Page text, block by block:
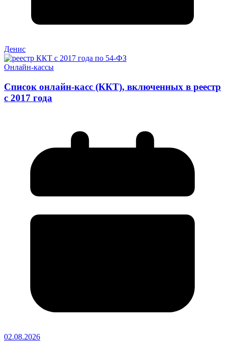
Денис
Онлайн-кассы
Список онлайн-касс (ККТ), включенных в реестр
с 2017 года
02.08.2026